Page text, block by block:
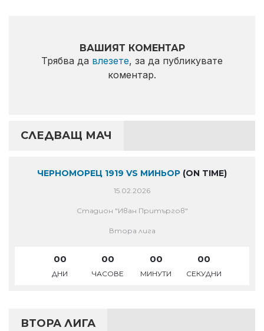
ВАШИЯТ КОМЕНТАР
Трябва да влезете, за да публикувате
коментар.
СЛЕДВАЩ МАЧ
ЧЕРНОМОРЕЦ 1919 VS МИНЬОР (ON TIME)
15.02.2026
Стадион "Иван Притъргов"
Втора лига
00
ДНИ
00
ЧАСОВЕ
00
МИНУТИ
00
СЕКУДНИ
ВТОРА ЛИГА